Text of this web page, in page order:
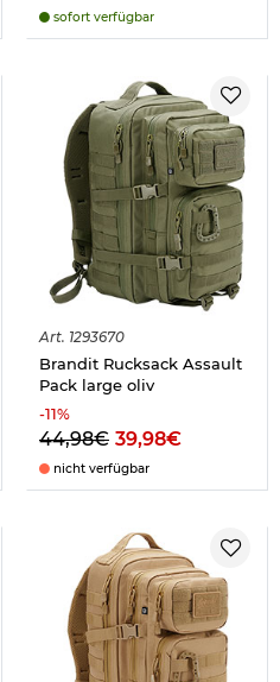
sofort verfügbar
Art. 1293670
Brandit Rucksack Assault
Pack large oliv
-11%
44,98€ 39,98€
nicht verfügbar